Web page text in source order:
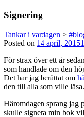
Signering
Tankar i vardagen >
Posted on 14 april, 2015
För strax över ett år
som handlade om den
Det har jag berättat om
den till alla som ville läsa.
Häromdagen sprang jag
skulle signera min bok